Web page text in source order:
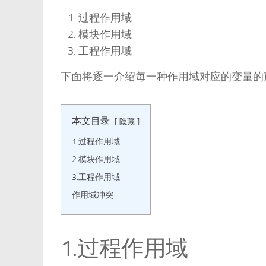
过程作用域
模块作用域
工程作用域
下面将逐一介绍每一种作用域对应的变量的
本文目录 隐藏
1.过程作用域
2.模块作用域
3.工程作用域
作用域冲突
1.过程作用域